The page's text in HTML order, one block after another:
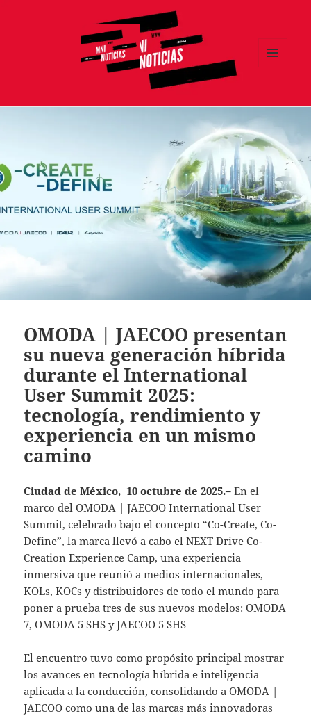
OMODA | JAECOO presentan
su nueva generación híbrida
durante el International
User Summit 2025:
tecnología, rendimiento y
experiencia en un mismo
camino
Ciudad de México, 10 octubre de 2025.–En el
marco del OMODA | JAECOO International User
Summit, celebrado bajo el concepto “Co-Create, Co-
Define”, la marca llevó a cabo el NEXT Drive Co-
Creation Experience Camp, una experiencia
inmersiva que reunió a medios internacionales,
KOLs, KOCs y distribuidores de todo el mundo para
poner a prueba tres de sus nuevos modelos: OMODA
7, OMODA 5 SHS y JAECOO 5 SHS
El encuentro tuvo como propósito principal mostrar
los avances en tecnología híbrida e inteligencia
aplicada a la conducción, consolidando a OMODA |
JAECOO como una de las marcas más innovadoras